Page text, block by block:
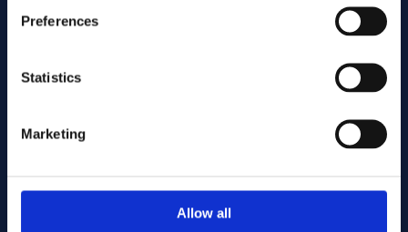
Preferences
Statistics
Marketing
Allow all
Gönder
Cutting services